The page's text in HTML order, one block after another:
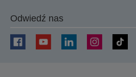
Odwiedź nas